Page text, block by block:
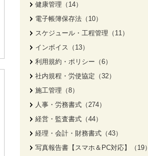
健康管理（14）
電子帳簿保存法（10）
スケジュール・工程管理（11）
インボイス（13）
利用規約・ポリシー（6）
社内規程・労使協定（32）
施工管理（8）
人事・労務書式（274）
経営・監査書式（44）
経理・会計・財務書式（43）
写真報告書【スマホ＆PC対応】（19）